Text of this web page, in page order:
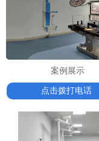
案例展示
点击拨打电话